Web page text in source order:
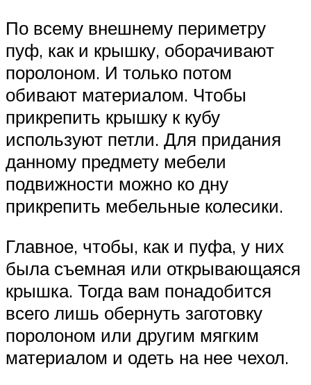
По всему внешнему периметру
пуф, как и крышку, оборачивают
поролоном. И только потом
обивают материалом. Чтобы
прикрепить крышку к кубу
используют петли. Для придания
данному предмету мебели
подвижности можно ко дну
прикрепить мебельные колесики.
Главное, чтобы, как и пуфа, у них
была съемная или открывающаяся
крышка. Тогда вам понадобится
всего лишь обернуть заготовку
поролоном или другим мягким
материалом и одеть на нее чехол.